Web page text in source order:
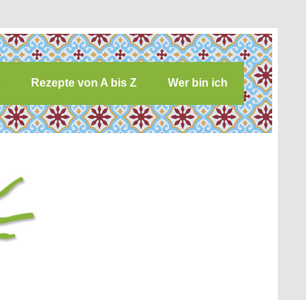
Rezepte von A bis Z Wer bin ich